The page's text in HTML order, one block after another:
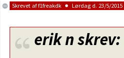
Skrevet aff1freakdk Lørdag d. 23/5/2015
erik nskrev: